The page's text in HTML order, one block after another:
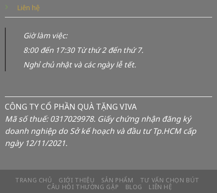
Liên hệ
Giờ làm việc:
8:00 đến 17:30 Từ thứ 2 đến thứ 7.
Nghỉ chủ nhật và các ngày lễ tết.
CÔNG TY CỔ PHẦN QUÀ TẶNG VIVA
Mã số thuế: 0317029978. Giấy chứng nhận đăng ký
doanh nghiệp do Sở kế hoạch và đầu tư Tp.HCM cấp
ngày 12/11/2021.
TRANG CHỦ GIỚI THIỆU SẢN PHẨM
TƯ VẤN CHỌN BÚT
CÂU HỎI THƯỜNG GẶP
BLOG LIÊN HỆ